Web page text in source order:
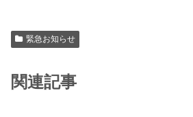
緊急お知らせ
関連記事